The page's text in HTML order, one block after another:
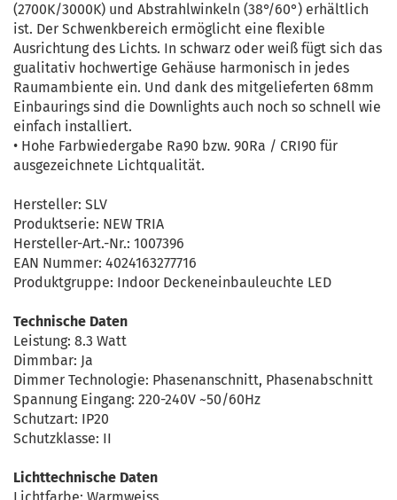
(2700K/3000K) und Abstrahlwinkeln (38°/60°) erhältlich
ist. Der Schwenkbereich ermöglicht eine flexible
Ausrichtung des Lichts. In schwarz oder weiß fügt sich das
gualitativ hochwertige Gehäuse harmonisch in jedes
Raumambiente ein. Und dank des mitgelieferten 68mm
Einbaurings sind die Downlights auch noch so schnell wie
einfach installiert.
• Hohe Farbwiedergabe Ra90 bzw. 90Ra / CRI90 für
ausgezeichnete Lichtqualität.
Hersteller: SLV
Produktserie: NEW TRIA
Hersteller-Art.-Nr.: 1007396
EAN Nummer: 4024163277716
Produktgruppe: Indoor Deckeneinbauleuchte LED
Technische Daten
Leistung: 8.3 Watt
Dimmbar: Ja
Dimmer Technologie: Phasenanschnitt, Phasenabschnitt
Spannung Eingang: 220-240V ~50/60Hz
Schutzart: IP20
Schutzklasse: II
Lichttechnische Daten